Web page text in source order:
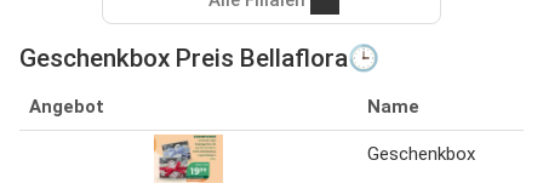
Geschenkbox Preis Bellaflora🕒
Angebot Name
Geschenkbox